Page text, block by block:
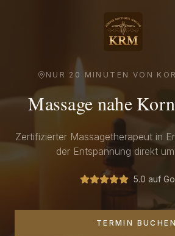
NUR 20 MINUTEN VON
Massage nahe
Zertifizierter Massagetherapeut in
der Entspannung direkt
5.0 auf
TERMIN BUCHEN